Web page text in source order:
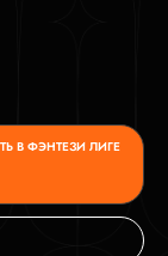
В ФЭНТЕЗИ ЛИГЕ